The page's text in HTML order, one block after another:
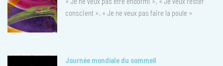
conscient », « Je ne veux pas faire la poule »
Journée mondiale du sommeil